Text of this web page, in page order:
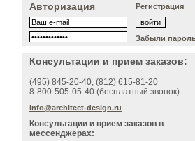
Авторизация Регистрация
Забыли
Консультации и прием заказов:
(495) 845-20-40, (812) 615-81-20
8-800-505-05-40 (бесплатный звонок)
info@architect-design.ru
Консультации и прием заказов в
мессенджерах: